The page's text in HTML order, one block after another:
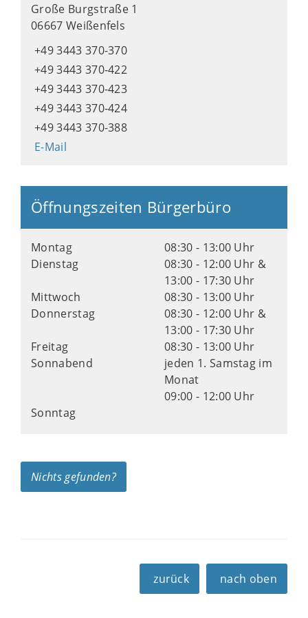
Große Burgstraße 1
06667 Weißenfels
+49 3443 370-370
+49 3443 370-422
+49 3443 370-423
+49 3443 370-424
+49 3443 370-388
E-Mail
Öffnungszeiten Bürgerbüro
Montag
08:30 - 13:00 Uhr
Dienstag
08:30 - 12:00 Uhr &
13:00 - 17:30 Uhr
Mittwoch
08:30 - 13:00 Uhr
Donnerstag
08:30 - 12:00 Uhr &
13:00 - 17:30 Uhr
Freitag
08:30 - 13:00 Uhr
Sonnabend
jeden 1. Samstag im
Monat
09:00 - 12:00 Uhr
Sonntag
Nichts gefunden?
zurück nach oben